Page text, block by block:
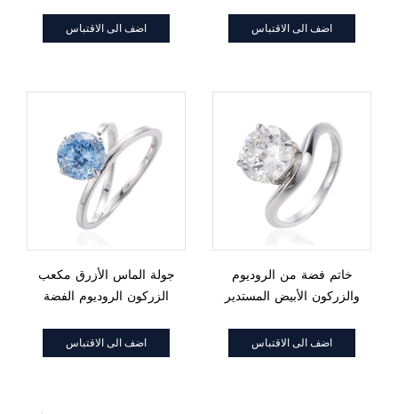
اضف الى الاقتباس اضف الى الاقتباس
جولة الماس الأزرق مكعب
الزركون الروديوم الفضة
اضف الى الاقتباس
خاتم فضة من الروديوم
والزركون الأبيض المستدير
اضف الى الاقتباس